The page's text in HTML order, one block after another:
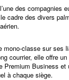
des compagnies
cadre des divers
mono-classe sur ses
courrier, elle offre
Premium Business et
à chaque siège.